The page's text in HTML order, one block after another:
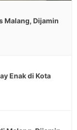
Malang, Dijamin
Enak di Kota